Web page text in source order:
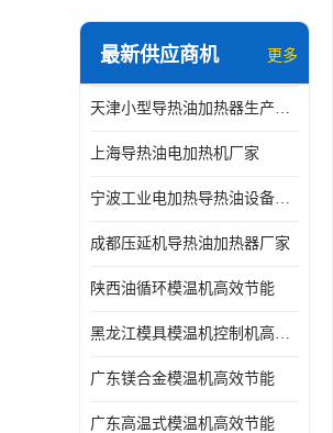
最新供应商机 更多
天津小型导热油加热器生产厂家
上海导热油电加热机厂家
宁波工业电加热导热油设备生产厂家
成都压延机导热油加热器厂家
陕西油循环模温机高效节能
黑龙江模具模温机控制机高效节能
广东镁合金模温机高效节能
广东高温式模温机高效节能